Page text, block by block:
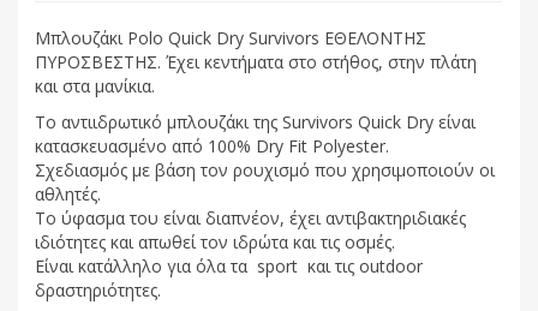
Μπλουζάκι Polo Quick Dry Survivors ΕΘΕΛΟΝΤΗΣ
ΠΥΡΟΣΒΕΣΤΗΣ. Έχει κεντήματα στο στήθος, στην πλάτη
και στα μανίκια.
Το αντιιδρωτικό μπλουζάκι της Survivors Quick Dry είναι
κατασκευασμένο από 100% Dry Fit Polyester.
Σχεδιασμός με βάση τον ρουχισμό που χρησιμοποιούν οι
αθλητές.
Το ύφασμα του είναι διαπνέον, έχει αντιβακτηριδιακές
ιδιότητες και απωθεί τον ιδρώτα και τις οσμές.
Είναι κατάλληλο για όλα τα sport και τις outdoor
δραστηριότητες.